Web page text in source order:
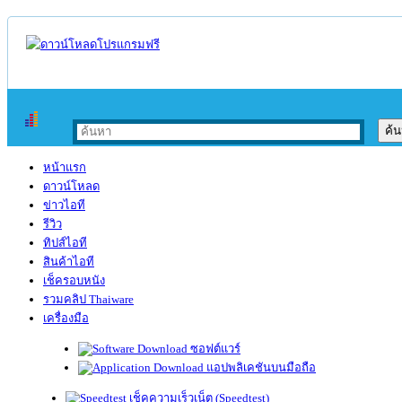
หน้าแรก
ดาวน์โหลด
ข่าวไอที
รีวิว
ทิปส์ไอที
สินค้าไอที
เช็ครอบหนัง
รวมคลิป Thaiware
เครื่องมือ
ซอฟต์แวร์
แอปพลิเคชันบนมือถือ
เช็คความเร็วเน็ต (Speedtest)